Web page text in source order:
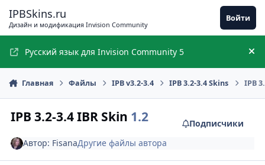
IPBSkins.ru
Дизайн и модификация Invision Community
Войти
Русский язык для Invision Community 5
Главная Файлы IPB v3.2-3.4 IPB 3.2-3.4 Skins IPB
IPB 3.2-3.4 IBR Skin 1.2
Подписчики
Автор: FisanaДругие файлы автора